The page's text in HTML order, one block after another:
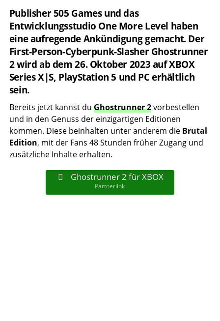
Publisher 505 Games und das
Entwicklungsstudio One More Level haben
eine aufregende Ankündigung gemacht. Der
First-Person-Cyberpunk-Slasher Ghostrunner
2 wird ab dem 26. Oktober 2023 auf XBOX
Series X|S, PlayStation 5 und PC erhältlich
sein.
Bereits jetzt kannst du Ghostrunner 2vorbestellen
und in den Genuss der einzigartigen Editionen
kommen. Diese beinhalten unter anderem die Brutal
Edition, mit der Fans 48 Stunden früher Zugang und
zusätzliche Inhalte erhalten.
Ghostrunner 2 für XBOX
Partnerlink